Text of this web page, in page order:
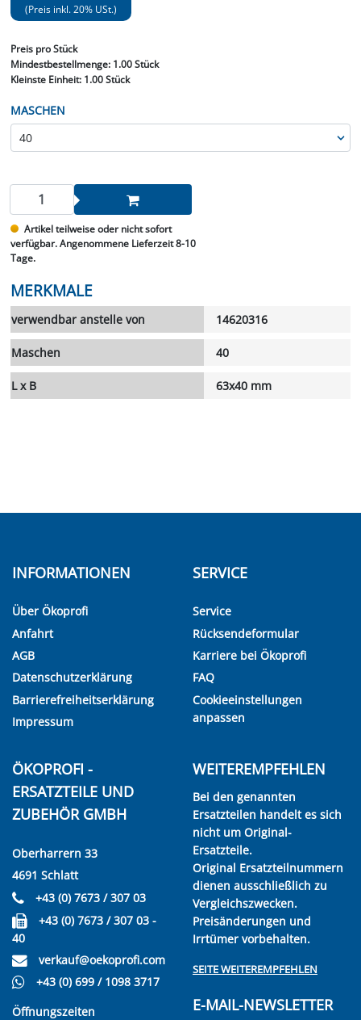
(Preis inkl. 20% USt.)
Preis pro Stück
Mindestbestellmenge: 1.00 Stück
Kleinste Einheit:1.00 Stück
MASCHEN
Artikel teilweise oder nicht sofort
verfügbar. Angenommene Lieferzeit 8-10
Tage.
MERKMALE
verwendbar anstelle von 14620316
Maschen 40
L x B 63x40 mm
INFORMATIONEN
Über Ökoprofi
Anfahrt
AGB
Datenschutzerklärung
Barrierefreiheitserklärung
Impressum
SERVICE
Service
Rücksendeformular
Karriere bei Ökoprofi
FAQ
Cookieeinstellungen
anpassen
ÖKOPROFI -
ERSATZTEILE UND
ZUBEHÖR GMBH
Oberharrern 33
4691 Schlatt
+43 (0) 7673 / 307 03
+43 (0) 7673 / 307 03 -
40
verkauf@oekoprofi.com
+43 (0) 699 / 1098 3717
Öffnungszeiten
WEITEREMPFEHLEN
Bei den genannten
Ersatzteilen handelt es sich
nicht um Original-
Ersatzteile.
Original Ersatzteilnummern
dienen ausschließlich zu
Vergleichszwecken.
Preisänderungen und
Irrtümer vorbehalten.
SEITE WEITEREMPFEHLEN
E-MAIL-NEWSLETTER